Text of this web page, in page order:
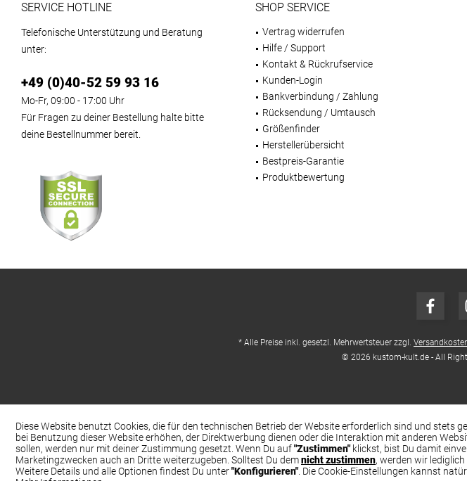
SERVICE HOTLINE
Telefonische Unterstützung und Beratung
unter:
+49 (0)40-52 59 93 16
Mo-Fr, 09:00 - 17:00 Uhr
Für Fragen zu deiner Bestellung halte bitte
deine Bestellnummer bereit.
SHOP SERVICE
Vertrag widerrufen
Hilfe / Support
Kontakt & Rückrufservice
Kunden-Login
Bankverbindung / Zahlung
Rücksendung / Umtausch
Größenfinder
Herstellerübersicht
Bestpreis-Garantie
Produktbewertung
* Alle Preise inkl. gesetzl. Mehrwertsteuer zzgl.
© 2026 kustom-kult.de - All
Diese Website benutzt Cookies, die für den technischen Betrieb der Website erforderlich sind und stets
bei Benutzung dieser Website erhöhen, der Direktwerbung dienen oder die Interaktion mit anderen
sollen, werden nur mit deiner Zustimmung gesetzt. Wenn Du auf"Zustimmen"klickst, bist Du damit
Marketingzwecken auch an Dritte weiterzugeben. Solltest Du demnicht zustimmen, werden wir
Weitere Details und alle Optionen findest Du unter"Konfigurieren". Die Cookie-Einstellungen kannst